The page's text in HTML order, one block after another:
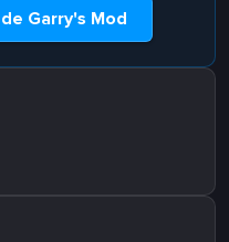
Garry's Mod